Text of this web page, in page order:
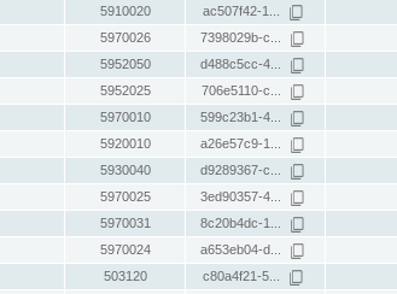
5910020 ac507f42-1...
5970026 7398029b-c...
5952050 d488c5cc-4...
5952025 706e5110-c...
5970010 599c23b1-4...
5920010 a26e57c9-1...
5930040 d9289367-c...
5970025 3ed90357-4...
5970031 8c20b4dc-1...
5970024 a653eb04-d...
503120 c80a4f21-5...